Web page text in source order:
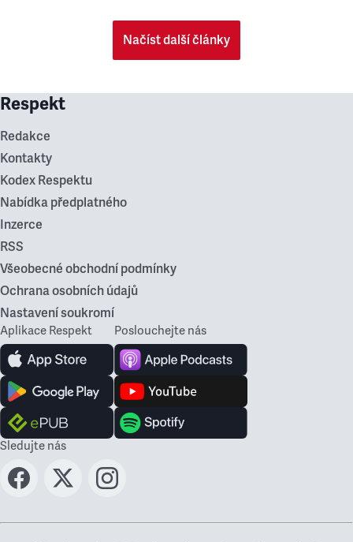
Načíst další články
Respekt
Redakce
Kontakty
Kodex Respektu
Nabídka předplatného
Inzerce
RSS
Všeobecné obchodní podmínky
Ochrana osobních údajů
Nastavení soukromí
Aplikace Respekt Poslouchejte nás
Sledujte nás